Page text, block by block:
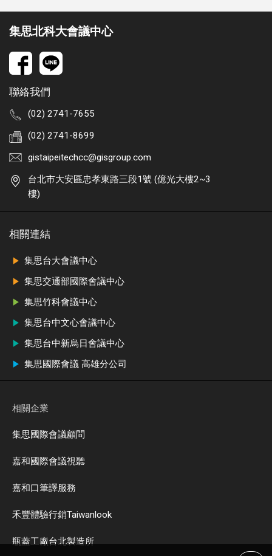
集思北科大會議中心
聯絡我們
(02) 2741-7655
(02) 2741-8699
gistaipeitechcc@gisgroup.com
台北市大安區忠孝東路三段1號 (億光大樓2~3
樓)
相關連結
集思台大會議中心
集思交通部國際會議中心
集思竹科會議中心
集思台中文心會議中心
集思台中新烏日會議中心
集思國際會議 高雄分公司
相關企業
集思國際會議顧問
嘉和國際會議視聽
嘉和口筆譯服務
禾豐體驗行銷Taiwanlook
瓶蓋工廠台北製造所